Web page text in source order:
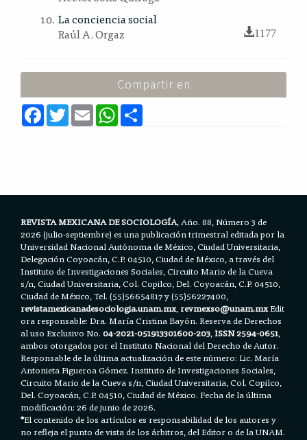
La conciencia social
Raúl A. Orgaz
1177
Compartir en
F
a
c
T
w
E
m
a
W
h
a
REVISTA MEXICANA DE SOCIOLOGÍA, Año. 88, Número 3 de
2026 (julio-septiembre) es una publicación trimestral editada por la
Universidad Nacional Autónoma de México, Ciudad Universitaria,
Delegación Coyoacán, C.P. 04510, Ciudad de México, a través del
Instituto de Investigaciones Sociales, Circuito Mario de la Cueva
s/n, Ciudad Universitaria, Col. Copilco, Del. Coyoacán, C.P. 04510,
Ciudad de México, Tel. (55)56654817 y (55)56227400,
revistamexicanadesociologia.unam.mx,revmexso@unam.mxEdit
ora responsable: Dra. María Cristina Bayón. Reserva de Derechos
al uso Exclusivo No.04-2021-051913301600-203,ISSN 2594-0651,
ambos otorgados por el Instituto Nacional del Derecho de Autor.
Responsable de la última actualización de este número: Lic. María
Antonieta Figueroa Gómez. Instituto de Investigaciones Sociales,
Circuito Mario de la Cueva s/n, Ciudad Universitaria, Col. Copilco,
Del. Coyoacán, C.P. 04510, Ciudad de México. Fecha de la última
modificación: 26 de junio de 2026.
*El contenido de los artículos es responsabilidad de los autores y
no refleja el punto de vista de los árbitros, del Editor o de la UNAM.